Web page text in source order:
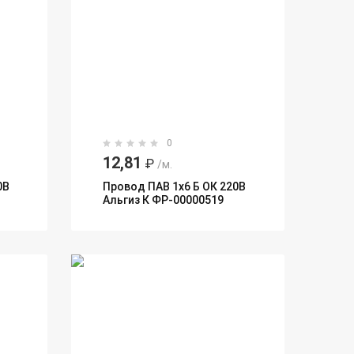
0
12,81 ₽ /м.
Провод ПАВ 1х6 Б ОК 220В
Альгиз К ФР-00000519